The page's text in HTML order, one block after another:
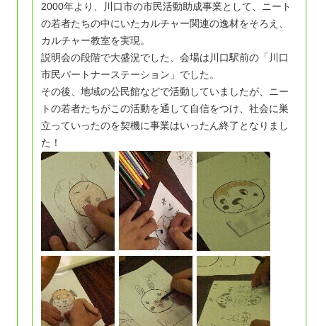
2000年より、川口市の市民活動助成事業として、ニート
の若者たちの中にいたカルチャー関連の逸材をそろえ、
カルチャー教室を実現。
説明会の段階で大盛況でした、会場は川口駅前の「川口
市民パートナーステーション」でした。
その後、地域の公民館などで活動していましたが、ニー
トの若者たちがこの活動を通して自信をつけ、社会に巣
立っていったのを契機に事業はいったん終了となりまし
た！